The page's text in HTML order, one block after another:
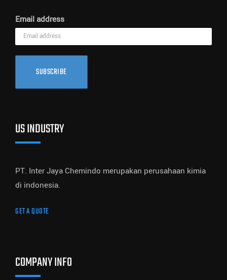
Email address
SUBSCRIBE
US INDUSTRY
PT. Inter Jaya Chemindo merupakan perusahaan kimia
di indonesia.
GET A QUOTE
COMPANY INFO